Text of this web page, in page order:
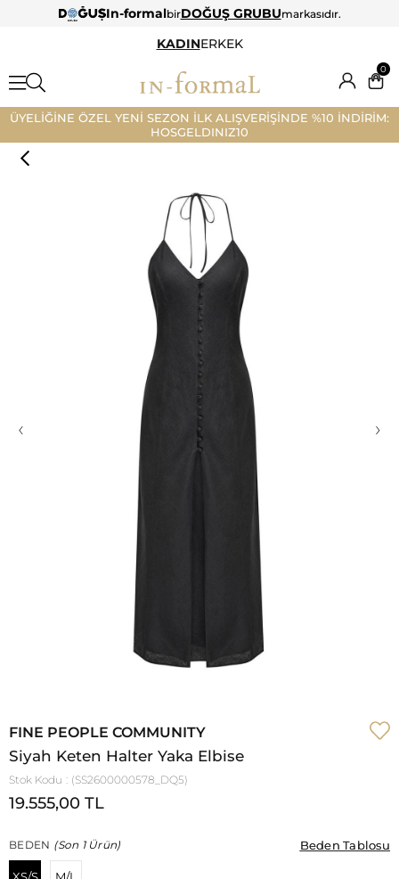
In-formalbirDOĞUŞ GRUBUmarkasıdır.
KADINERKEK
0
ÜYELİĞİNE ÖZEL YENİ SEZON İLK ALIŞVERİŞİNDE %10 İNDİRİM:
HOSGELDINIZ10
‹ ›
FINE PEOPLE COMMUNITY
Siyah Keten Halter Yaka Elbise
Stok Kodu (SS2600000578_DQ5)
19.555,00 TL
BEDEN (Son 1 Ürün) Beden Tablosu
Beden Tablosu